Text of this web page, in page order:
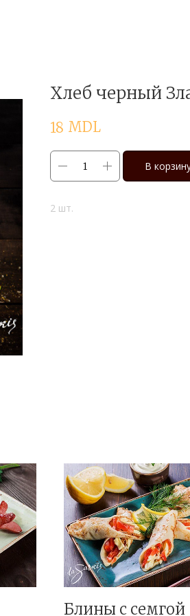
Хлеб черный
18 MDL
В
2 шт.
Блины с семгой